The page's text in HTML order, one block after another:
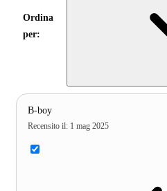
Ordina
per:
B-boy
Recensito il: 1 mag 2025